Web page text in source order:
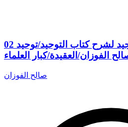
02 من 76/شرح فتح المجيد لشرح كتاب التوحيد/توحيد
الفوزان/العقيدة/كبار العلماء
صالح الفوزان